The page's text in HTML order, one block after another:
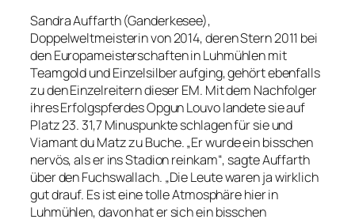
Sandra Auffarth (Ganderkesee),
Doppelweltmeisterin von 2014, deren Stern 2011 bei
den Europameisterschaften in Luhmühlen mit
Teamgold und Einzelsilber aufging, gehört ebenfalls
zu den Einzelreitern dieser EM. Mit dem Nachfolger
ihres Erfolgspferdes Opgun Louvo landete sie auf
Platz 23. 31,7 Minuspunkte schlagen für sie und
Viamant du Matz zu Buche. „Er wurde ein bisschen
nervös, als er ins Stadion reinkam“, sagte Auffarth
über den Fuchswallach. „Die Leute waren ja wirklich
gut drauf. Es ist eine tolle Atmosphäre hier in
Luhmühlen, davon hat er sich ein bisschen